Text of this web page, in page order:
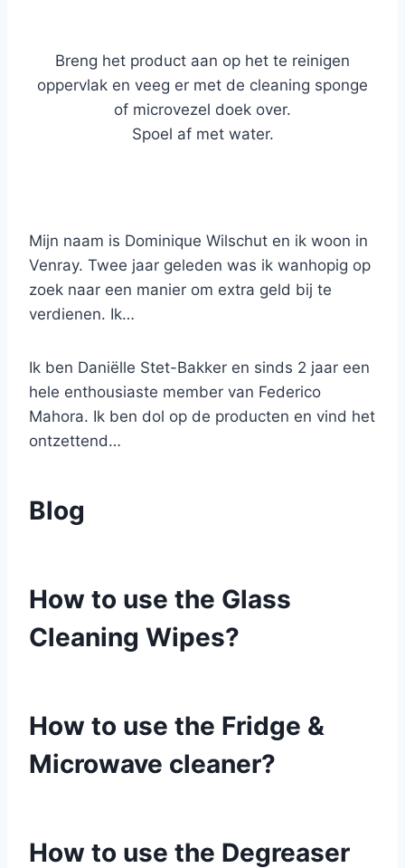
Breng het product aan op het te reinigen
oppervlak en veeg er met de cleaning sponge
of microvezel doek over.
Spoel af met water.
Mijn naam is Dominique Wilschut en ik woon in
Venray. Twee jaar geleden was ik wanhopig op
zoek naar een manier om extra geld bij te
verdienen. Ik…
Ik ben Daniëlle Stet-Bakker en sinds 2 jaar een
hele enthousiaste member van Federico
Mahora. Ik ben dol op de producten en vind het
ontzettend…
Blog
How to use the Glass
Cleaning Wipes?
How to use the Fridge &
Microwave cleaner?
How to use the Degreaser